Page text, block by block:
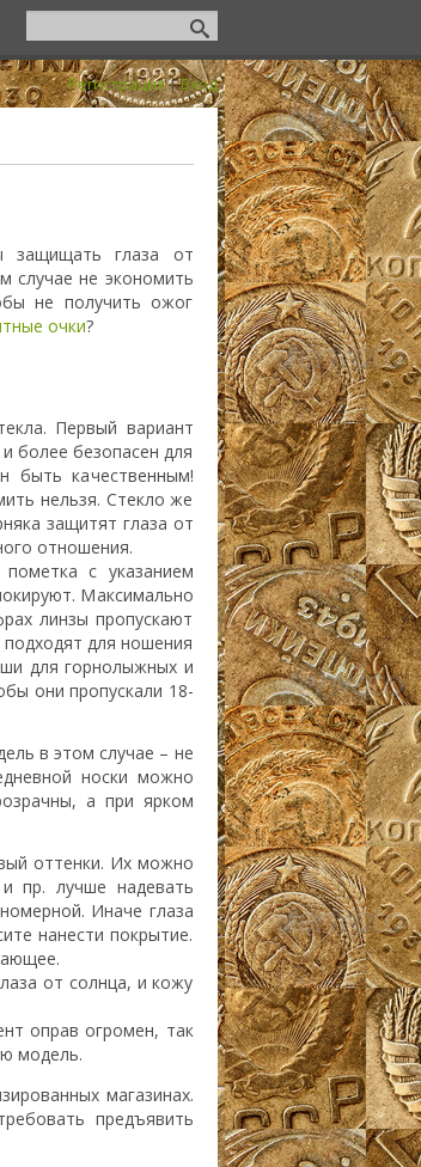
Регистрация|Вход
защищать глаза от
случае не экономить
не получить ожог
очки?
Первый вариант
более безопасен для
быть качественным!
нельзя. Стекло же
защитят глаза от
отношения.
с указанием
Максимально
линзы пропускают
для ношения
для горнолыжных и
они пропускали 18-
в этом случае – не
носки можно
а при ярком
оттенки. Их можно
пр. лучше надевать
Иначе глаза
нанести покрытие.
от солнца, и кожу
оправ огромен, так
модель.
магазинах.
предъявить